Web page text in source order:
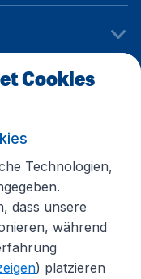
Cookies
Technologien,
dass unsere
während
) platzieren